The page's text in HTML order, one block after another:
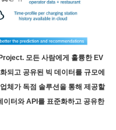
모든 사람에게 훌륭한 EV
되고 공유된 빅 데이터를 규모에
체가 독점 솔루션을 통해 제공할
이터와 API를 표준화하고 공유한